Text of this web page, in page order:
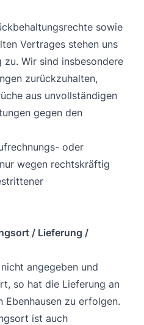
sowie
Vertrages stehen uns
Wir sind insbesondere
zurückzuhalten,
aus unvollständigen
gegen den
oder
wegen rechtskräftig
/ Lieferung /
angegeben und
so hat die Lieferung an
Ebenhausen zu erfolgen.
ist auch